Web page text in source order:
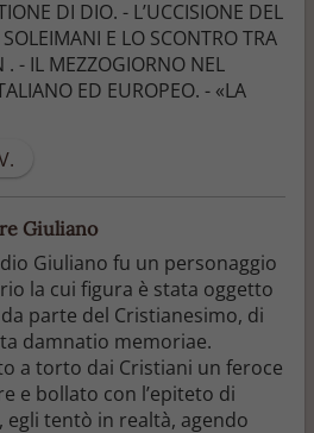
DI DIO. - L’UCCISIONE DEL
E LO SCONTRO TRA
. - IL MEZZOGIORNO NEL
ED EUROPEO. - «LA
Giuliano
Giuliano fu un personaggio
la cui figura è stata oggetto
parte del Cristianesimo, di
damnatio memoriae.
a torto dai Cristiani un feroce
e bollato con l’epiteto di
egli tentò in realtà, agendo